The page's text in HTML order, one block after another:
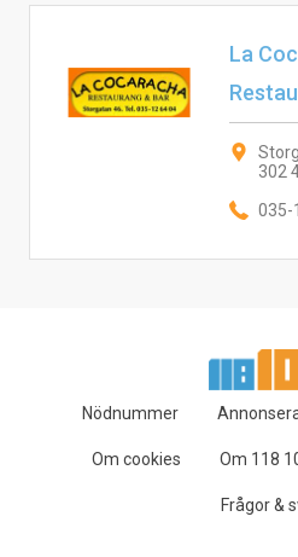
La
302
035-
Nödnummer
Om cookies Om 118
Frågor &